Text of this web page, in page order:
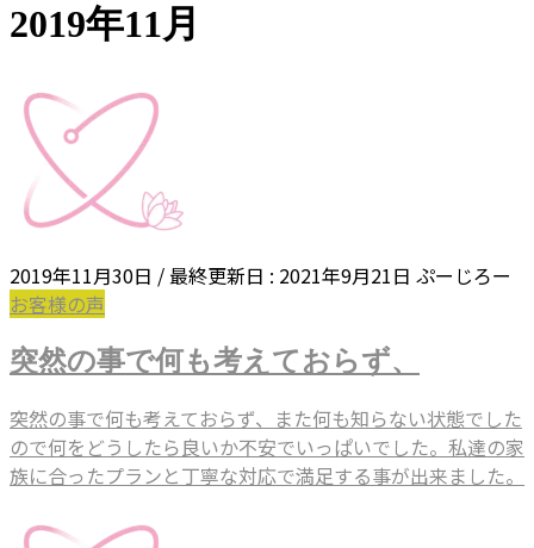
2019年11月
2019年11月30日 / 最終更新日 : 2021年9月21日 ぷーじろー
お客様の声
突然の事で何も考えておらず、
突然の事で何も考えておらず、また何も知らない状態でした
ので何をどうしたら良いか不安でいっぱいでした。私達の家
族に合ったプランと丁寧な対応で満足する事が出来ました。